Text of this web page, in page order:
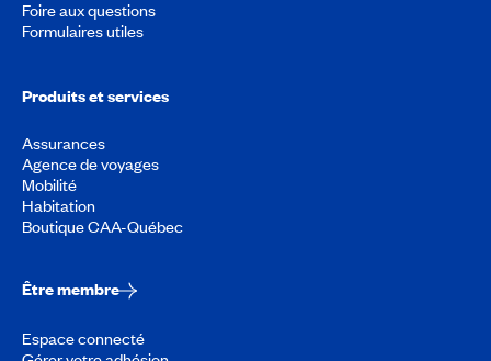
Foire aux questions
Formulaires utiles
Produits et services
Assurances
Agence de voyages
Mobilité
Habitation
Boutique CAA-Québec
Être membre
Espace connecté